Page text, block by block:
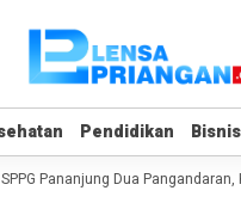
Pendidikan Bisnis
Pendidikan Bisnis
Pananjung Dua